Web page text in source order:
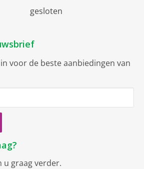
gesloten
voor de beste aanbiedingen van
u graag verder.